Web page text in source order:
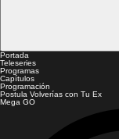
Portada
Teleseries
Programas
Capítulos
Programación
Postula Volverías con Tu Ex
Mega GO